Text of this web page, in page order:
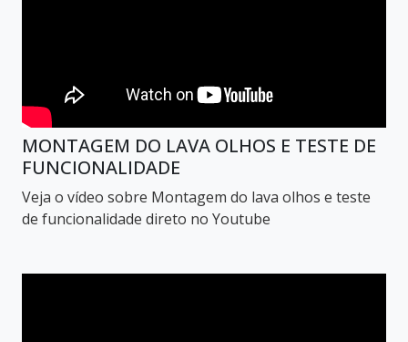
MONTAGEM DO LAVA OLHOS E TESTE DE
FUNCIONALIDADE
Veja o vídeo sobre Montagem do lava olhos e teste
de funcionalidade direto no Youtube